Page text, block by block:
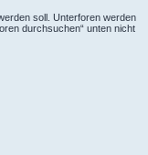
soll. Unterforen werden
durchsuchen“ unten nicht